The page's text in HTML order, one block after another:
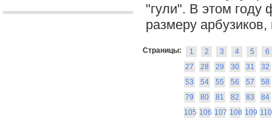
"гули". В этом
размеру
Страницы: 1 2 3 4 5
6
27
28 29 30 31
32
53
54 55 56 57
58
79
80 81 82 83
84
105 106 107 108 109 110